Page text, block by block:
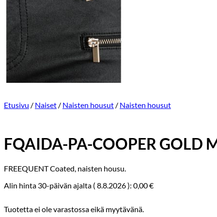
Etusivu / Naiset / Naisten housut / Naisten housut
FQAIDA-PA-COOPER GOLD
FREEQUENT Coated, naisten housu.
Alin hinta 30-päivän ajalta ( 8.8.2026): 0,00€
Tuotetta ei ole varastossa eikä myytävänä.